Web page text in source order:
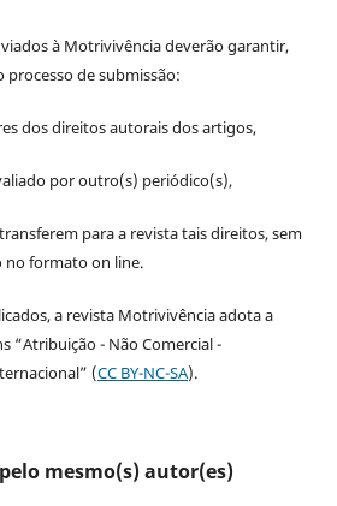
à Motrivivência deverão garantir,
de submissão:
dos direitos autorais dos artigos,
por outro(s) periódico(s),
para a revista tais direitos, sem
no formato on line.
a revista Motrivivência adota a
“Atribuição - Não Comercial -
(CC BY-NC-SA).
mesmo(s) autor(es)